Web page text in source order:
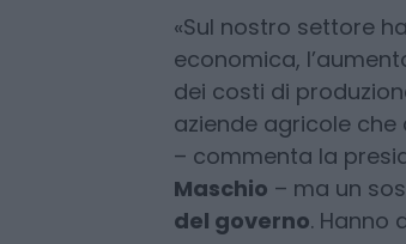
boccata di ossigeno
difficili.
«Sul nostro settore
economica,
dei costi di
aziende agricole che